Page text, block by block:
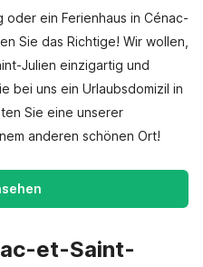
oder ein Ferienhaus in Cénac-
Sie das Richtige! Wir wollen,
Julien einzigartig und
bei uns ein Urlaubsdomizil in
Sie eine unserer
anderen schönen Ort!
et-Saint-